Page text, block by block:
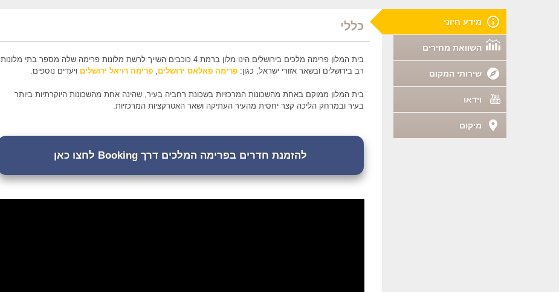
מידע חיוני
השוואת מחירים
שירותי המקום
וידאו
מיקום
כללי
בית המלון פרימה מלכים בירושלים הינו מלון ברמת 4 כוכבים השייך לרשת מלונות פרימה שלה מספר בתי מלונות
רב בירושלים ובשאר אזורי ישראל, כגון: פרימה פאלאס ירושלים, פרימה רויאל ירושלים ויעדים נוספים.
בית המלון ממוקם באחת מהשכונות המרכזיות בשכונת רחביה בעיר, שהינה אחת מהשכונות היוקרתיות ביותר
בעיר ובמרחק הליכה קצר יחסית מהעיר העתיקה ושאר האטרקציות המרכזיות.
להזמנת חדרים בפרימה המלכים דרך Booking לחצו כאן